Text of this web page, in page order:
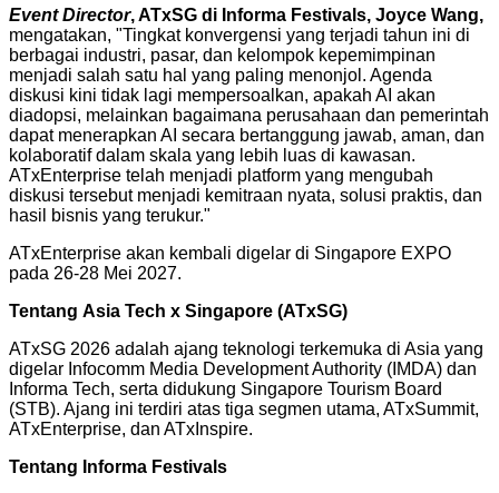
Event Director, ATxSG di Informa Festivals, Joyce Wang,
mengatakan, "Tingkat konvergensi yang terjadi tahun ini di
berbagai industri, pasar, dan kelompok kepemimpinan
menjadi salah satu hal yang paling menonjol. Agenda
diskusi kini tidak lagi mempersoalkan, apakah AI akan
diadopsi, melainkan bagaimana perusahaan dan pemerintah
dapat menerapkan AI secara bertanggung jawab, aman, dan
kolaboratif dalam skala yang lebih luas di kawasan.
ATxEnterprise telah menjadi platform yang mengubah
diskusi tersebut menjadi kemitraan nyata, solusi praktis, dan
hasil bisnis yang terukur."
ATxEnterprise akan kembali digelar di Singapore EXPO
pada 26-28 Mei 2027.
Tentang Asia Tech x Singapore (ATxSG)
ATxSG 2026 adalah ajang teknologi terkemuka di Asia yang
digelar Infocomm Media Development Authority (IMDA) dan
Informa Tech, serta didukung Singapore Tourism Board
(STB). Ajang ini terdiri atas tiga segmen utama, ATxSummit,
ATxEnterprise, dan ATxInspire.
Tentang Informa Festivals